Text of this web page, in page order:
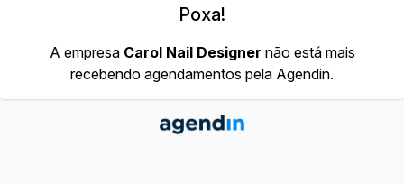
Poxa!
A empresa Carol Nail Designer não está mais
recebendo agendamentos pela Agendin.